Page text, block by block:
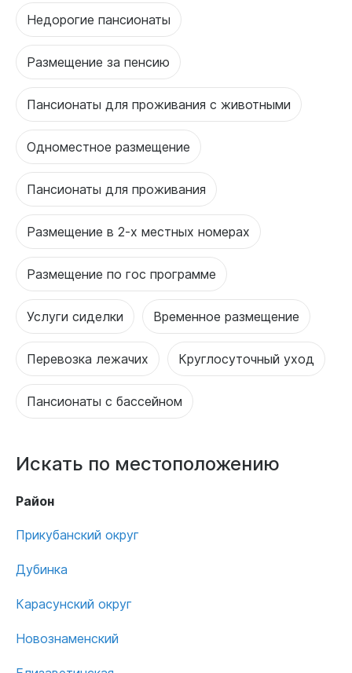
Недорогие пансионаты
Размещение за пенсию
Пансионаты для проживания с животными
Одноместное размещение
Пансионаты для проживания
Размещение в 2-х местных номерах
Размещение по гос программе
Услуги сиделки Временное размещение
Перевозка лежачих Круглосуточный уход
Пансионаты с бассейном
Искать по местоположению
Район
Прикубанский округ
Дубинка
Карасунский округ
Новознаменский